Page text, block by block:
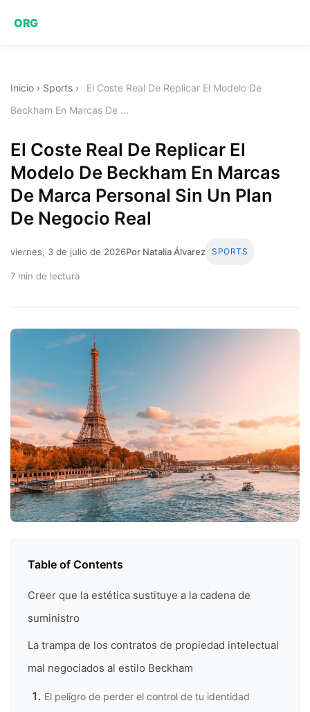
ORG
Inicio › Sports ›
El Coste Real De Replicar El Modelo De
Beckham En Marcas De ...
El Coste Real De Replicar El
Modelo De Beckham En Marcas
De Marca Personal Sin Un Plan
De Negocio Real
viernes, 3 de julio de 2026Por Natalia Álvarez SPORTS
7 min de lectura
Table of Contents
Creer que la estética sustituye a la cadena de
suministro
La trampa de los contratos de propiedad intelectual
mal negociados al estilo Beckham
El peligro de perder el control de tu identidad